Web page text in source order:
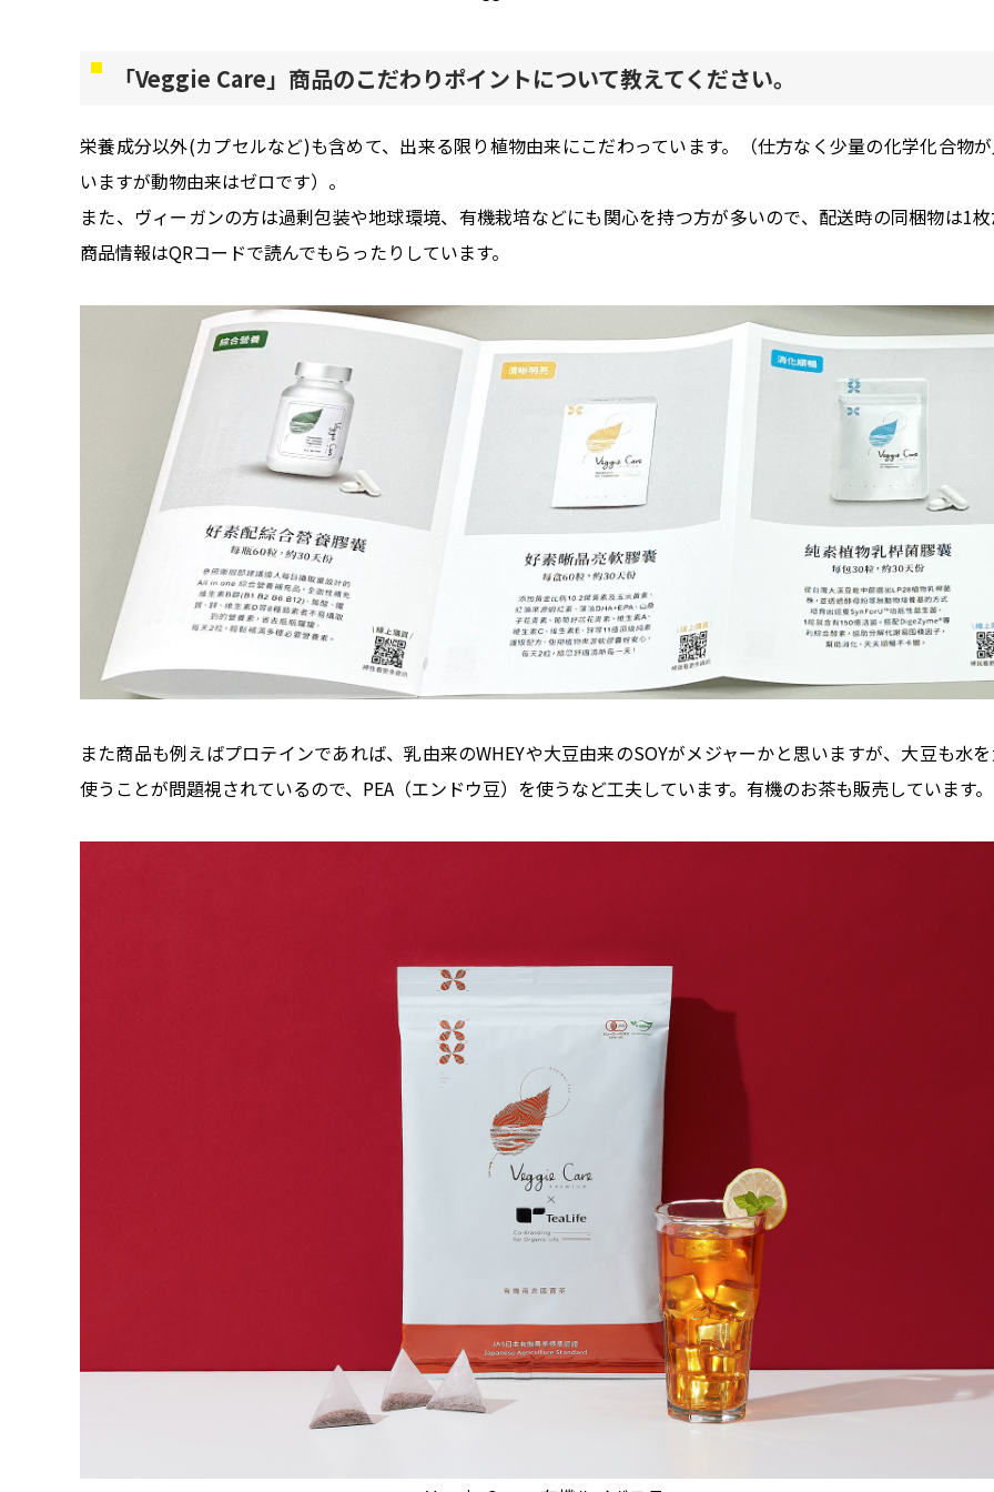
「Veggie Care」商品のこだわりポイントについて教えてください。
栄養成分以外(カプセルなど)も含めて、出来る限り植物由来にこだわっています。（仕方なく少量の化学化合物
いますが動物由来はゼロです）。
また、ヴィーガンの方は過剰包装や地球環境、有機栽培などにも関心を持つ方が多いので、配送時の同梱物は1
商品情報はQRコードで読んでもらったりしています。
また商品も例えばプロテインであれば、乳由来のWHEYや大豆由来のSOYがメジャーかと思いますが、大豆も水
使うことが問題視されているので、PEA（エンドウ豆）を使うなど工夫しています。有機のお茶も販売しています。